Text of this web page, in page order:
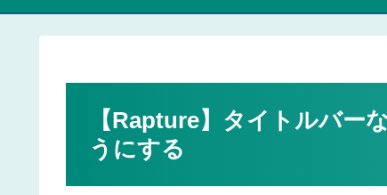
【Rapture】タイトルバー
うにする